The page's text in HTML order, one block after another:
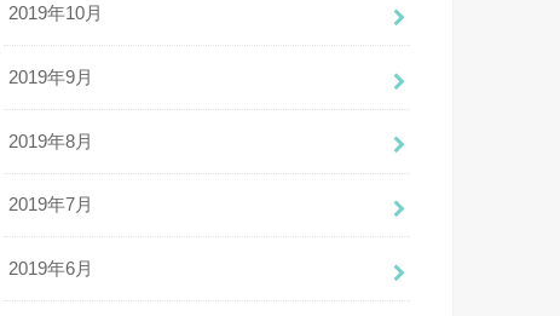
2019年10月
2019年9月
2019年8月
2019年7月
2019年6月